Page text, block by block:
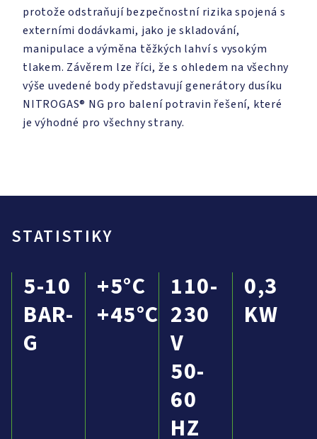
protože odstraňují bezpečnostní rizika spojená s
externími dodávkami, jako je skladování,
manipulace a výměna těžkých lahví s vysokým
tlakem. Závěrem lze říci, že s ohledem na všechny
výše uvedené body představují generátory dusíku
NITROGAS® NG pro balení potravin řešení, které
je výhodné pro všechny strany.
STATISTIKY
5-10
BAR-
G
+5°C
+45°C
110-
230
V
50-
60
HZ
0,3
KW